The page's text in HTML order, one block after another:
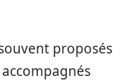
proposés